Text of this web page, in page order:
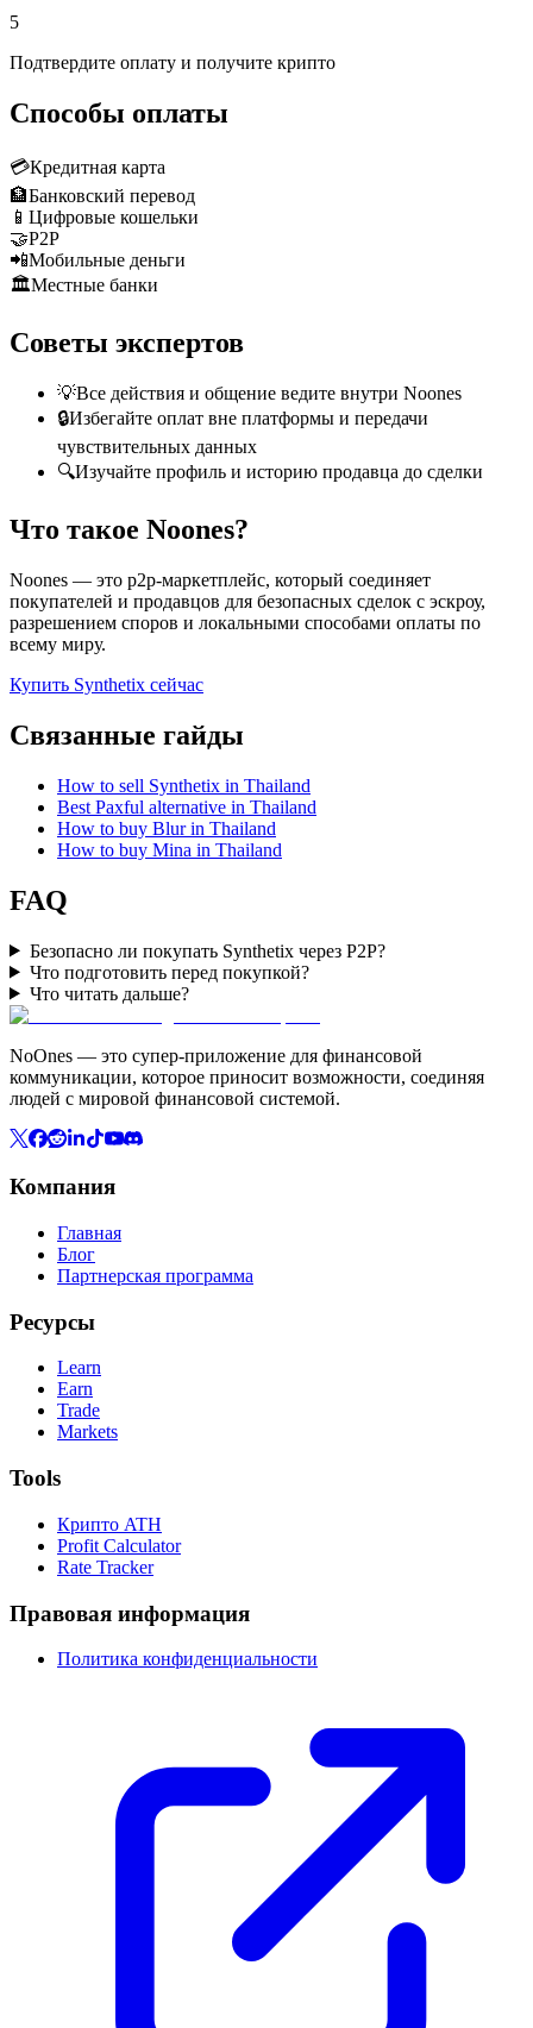
5
Подтвердите оплату и получите крипто
Способы оплаты
💳Кредитная карта
🏦Банковский перевод
📱 Цифровые кошельки
🤝P2P
📲Мобильные деньги
🏛️Местные банки
Советы экспертов
💡Все действия и общение ведите внутри Noones
🔒Избегайте оплат вне платформы и передачи
чувствительных данных
🔍Изучайте профиль и историю продавца до сделки
Что такое Noones?
Noones — это p2p-маркетплейс, который соединяет
покупателей и продавцов для безопасных сделок с эскроу,
разрешением споров и локальными способами оплаты по
всему миру.
Купить Synthetix сейчас
Связанные гайды
How to sell Synthetix in Thailand
Best Paxful alternative in Thailand
How to buy Blur in Thailand
How to buy Mina in Thailand
FAQ
Безопасно ли покупать Synthetix через P2P?
Что подготовить перед покупкой?
Что читать дальше?
NoOnes — это супер-приложение для финансовой
коммуникации, которое приносит возможности, соединяя
людей с мировой финансовой системой.
Компания
Главная
Блог
Партнерская программа
Ресурсы
Learn
Earn
Trade
Markets
Tools
Крипто ATH
Profit Calculator
Rate Tracker
Правовая информация
Политика конфиденциальности